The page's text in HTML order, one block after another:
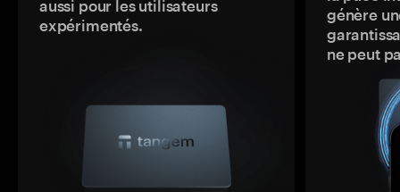
aussi pour les utilisateurs
expérimentés.
génère
ne peut